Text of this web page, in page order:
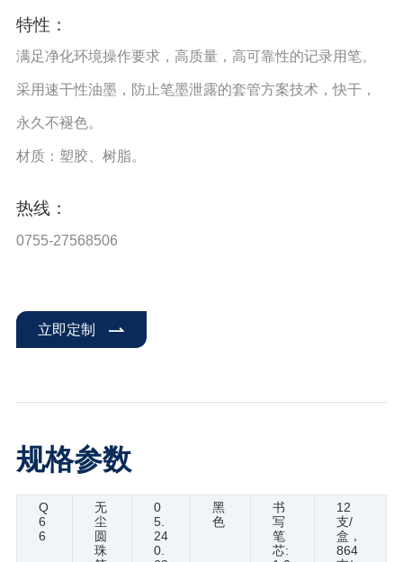
特性：
满足净化环境操作要求，高质量，高可靠性的记录用笔。
采用速干性油墨，防止笔墨泄露的套管方案技术，快干，
永久不褪色。
材质：塑胶、树脂。
热线：
0755-27568506
立即定制
规格参数
Q
6
6
无
尘
圆
珠
0
5.
24
0.
黑
色
书
写
笔
芯:
12
支/
盒，
864